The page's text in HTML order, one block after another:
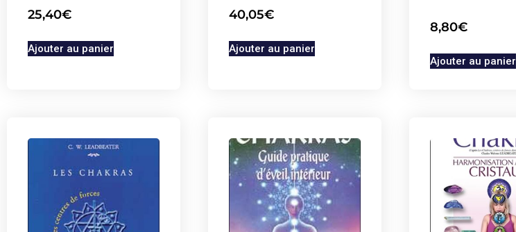
25,40€
Ajouter au panier
40,05€
Ajouter au panier
8,80€
Ajouter au panier